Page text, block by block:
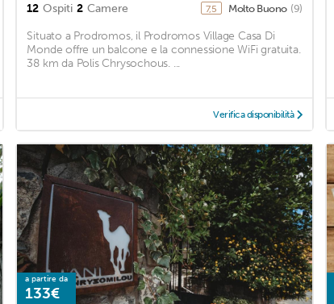
12 Ospiti 2 Camere 7,5 Molto Buono (9)
Situato a Prodromos, il Prodromos Village Casa Di
Monde offre un balcone e la connessione WiFi gratuita.
38 km da Polis Chrysochous. ...
Verifica disponibilità
a partire da
133€